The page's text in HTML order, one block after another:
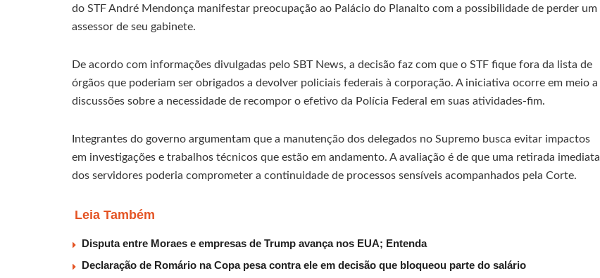
do STF André Mendonça manifestar preocupação ao Palácio do Planalto com a possibilidade de perder um
assessor de seu gabinete.
De acordo com informações divulgadas pelo SBT News, a decisão faz com que o STF fique fora da lista de
órgãos que poderiam ser obrigados a devolver policiais federais à corporação. A iniciativa ocorre em meio a
discussões sobre a necessidade de recompor o efetivo da Polícia Federal em suas atividades-fim.
Integrantes do governo argumentam que a manutenção dos delegados no Supremo busca evitar impactos
em investigações e trabalhos técnicos que estão em andamento. A avaliação é de que uma retirada imediata
dos servidores poderia comprometer a continuidade de processos sensíveis acompanhados pela Corte.
Leia Também
Disputa entre Moraes e empresas de Trump avança nos EUA; Entenda
Declaração de Romário na Copa pesa contra ele em decisão que bloqueou parte do salário